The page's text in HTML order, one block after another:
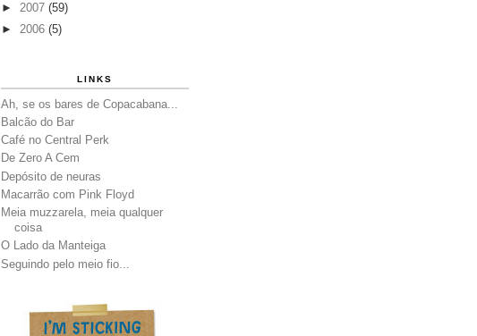
► 2007 (59)
► 2006 (5)
LINKS
Ah, se os bares de Copacabana...
Balcão do Bar
Café no Central Perk
De Zero A Cem
Depósito de neuras
Macarrão com Pink Floyd
Meia muzzarela, meia qualquer
coisa
O Lado da Manteiga
Seguindo pelo meio fio...